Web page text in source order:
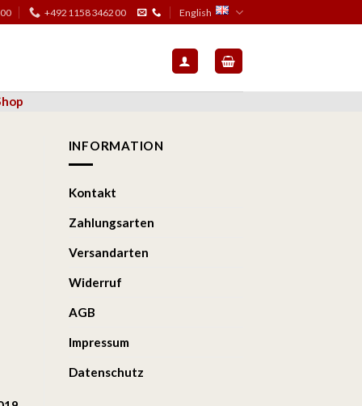
+4921158346200 English
INFORMATION
Kontakt
Zahlungsarten
Versandarten
Widerruf
AGB
Impressum
Datenschutz